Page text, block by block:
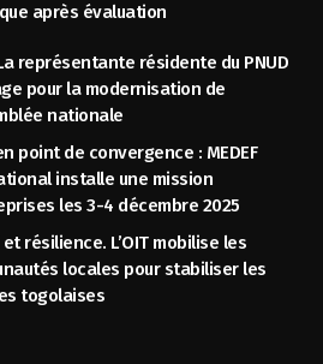
après évaluation
représentante résidente du PNUD
pour la modernisation de
nationale
point de convergence : MEDEF
installe une mission
les 3-4 décembre 2025
et résilience. L’OIT mobilise les
locales pour stabiliser les
togolaises